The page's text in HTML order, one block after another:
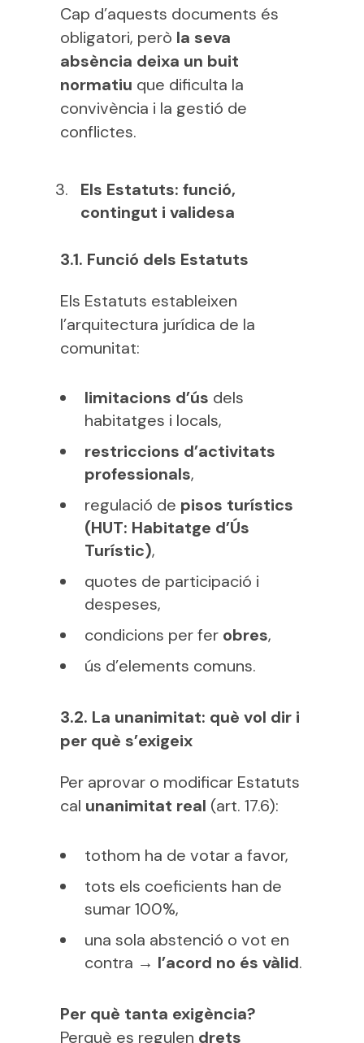
Cap d’aquests documents és
obligatori, però la seva
absència deixa un buit
normatiu que dificulta la
convivència i la gestió de
conflictes.
Els Estatuts: funció,
contingut i validesa
3.1. Funció dels Estatuts
Els Estatuts estableixen
l’arquitectura jurídica de la
comunitat:
limitacions d’ús dels
habitatges i locals,
restriccions d’activitats
professionals,
regulació de pisos turístics
(HUT: Habitatge d’Ús
Turístic),
quotes de participació i
despeses,
condicions per fer obres,
ús d’elements comuns.
3.2. La unanimitat: què vol dir i
per què s’exigeix
Per aprovar o modificar Estatuts
cal unanimitat real (art. 17.6):
tothom ha de votar a favor,
tots els coeficients han de
sumar 100%,
una sola abstenció o vot en
contra → l’acord no és vàlid.
Per què tanta exigència?
Perquè es regulen drets